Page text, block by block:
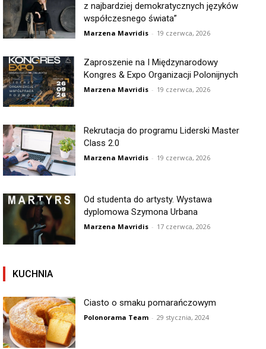
z najbardziej demokratycznych języków
współczesnego świata”
Marzena Mavridis - 19 czerwca, 2026
Zaproszenie na I Międzynarodowy
Kongres & Expo Organizacji Polonijnych
Marzena Mavridis - 19 czerwca, 2026
Rekrutacja do programu Liderski Master
Class 2.0
Marzena Mavridis - 19 czerwca, 2026
Od studenta do artysty. Wystawa
dyplomowa Szymona Urbana
Marzena Mavridis - 17 czerwca, 2026
KUCHNIA
Ciasto o smaku pomarańczowym
Polonorama Team - 29 stycznia, 2024